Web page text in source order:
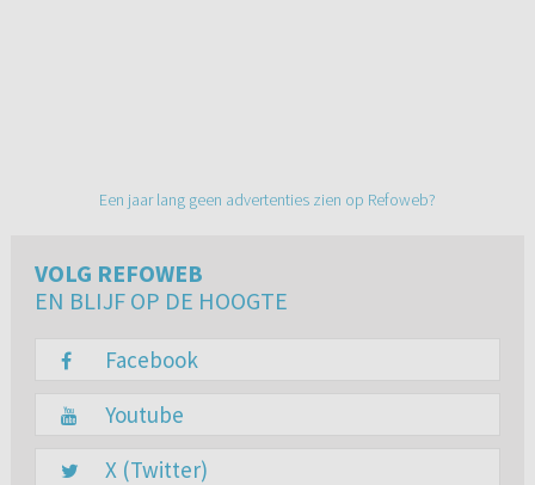
Een jaar lang geen advertenties zien op Refoweb?
VOLG REFOWEB
EN BLIJF OP DE HOOGTE
Facebook
Youtube
X (Twitter)